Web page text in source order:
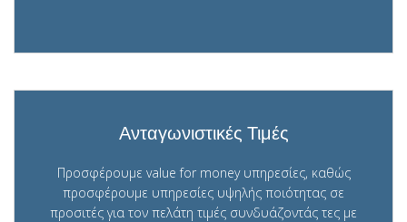
Ανταγωνιστικές Τιμές
Προσφέρουμε value for money υπηρεσίες, καθώς
προσφέρουμε υπηρεσίες υψηλής ποιότητας σε
προσιτές για τον πελάτη τιμές συνδυάζοντάς τες με